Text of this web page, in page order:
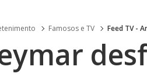
Famosos e TV Feed TV -